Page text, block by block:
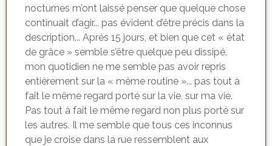
nocturnes m’ont laissé penser que quelque chose
continuait d’agir... pas évident d’être précis dans la
description... Après 15 jours, et bien que cet « état
de grâce » semble s’être quelque peu dissipé,
mon quotidien ne me semble pas avoir repris
entièrement sur la « même routine »... pas tout à
fait le même regard porté sur la vie, sur ma vie.
Pas tout à fait le même regard non plus porté sur
les autres. Il me semble que tous ces inconnus
que je croise dans la rue ressemblent aux